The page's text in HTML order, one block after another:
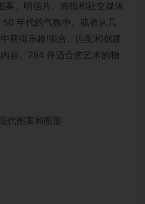
案、明信片、海报和社交媒体
年代的气氛中。或者从几
获得乐趣!混合、匹配和创建
容。284 件适合您艺术的物
代图案和图形